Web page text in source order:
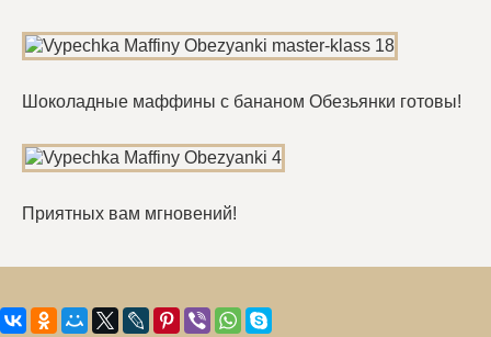
Шоколадные маффины с бананом Обезьянки готовы!
Приятных вам мгновений!